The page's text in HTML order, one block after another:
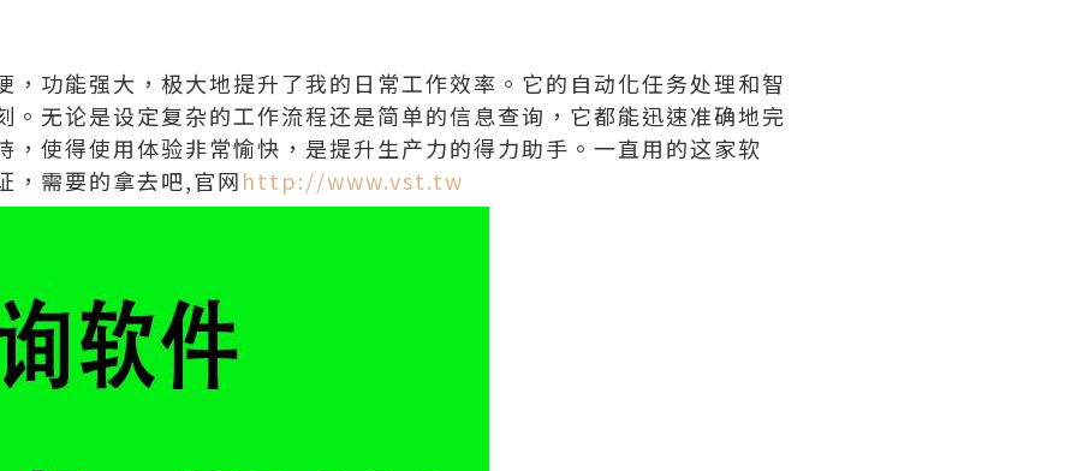
，功能强大，极大地提升了我的日常工作效率。它的自动化任务处理和智
。无论是设定复杂的工作流程还是简单的信息查询，它都能迅速准确地完
，使得使用体验非常愉快，是提升生产力的得力助手。一直用的这家软
，需要的拿去吧,官网http://www.vst.tw